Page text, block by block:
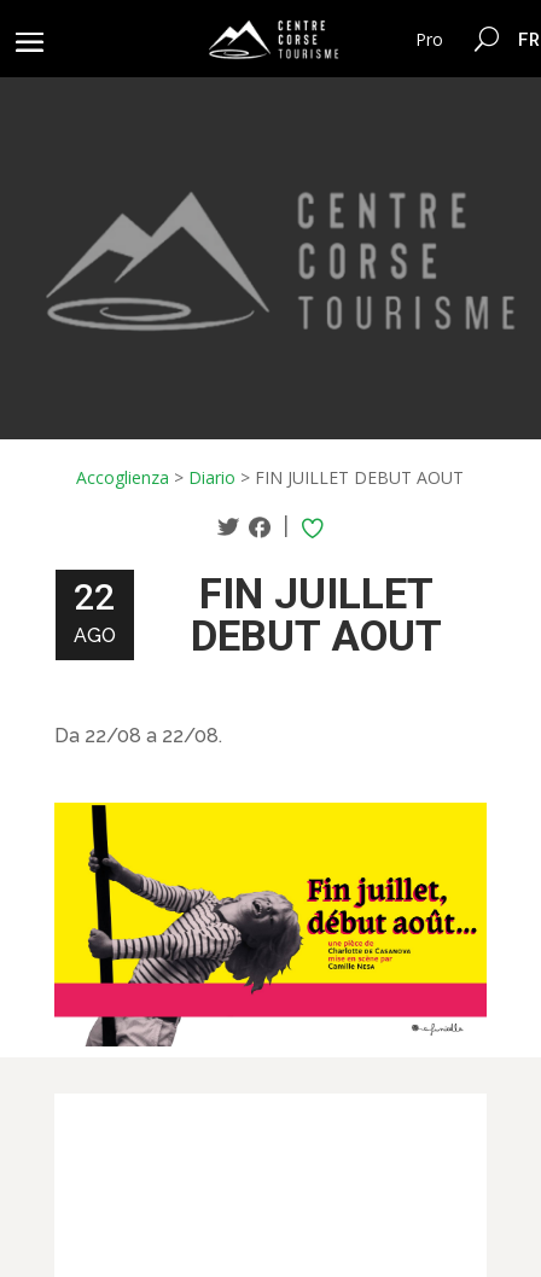
Pro
Accoglienza > Diario > FIN JUILLET DEBUT AOUT
|
22
AGO
FIN JUILLET
DEBUT AOUT
Da 22/08 a 22/08.